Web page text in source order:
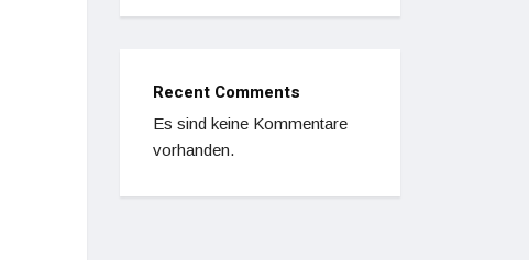
Recent Comments
Es sind keine Kommentare
vorhanden.